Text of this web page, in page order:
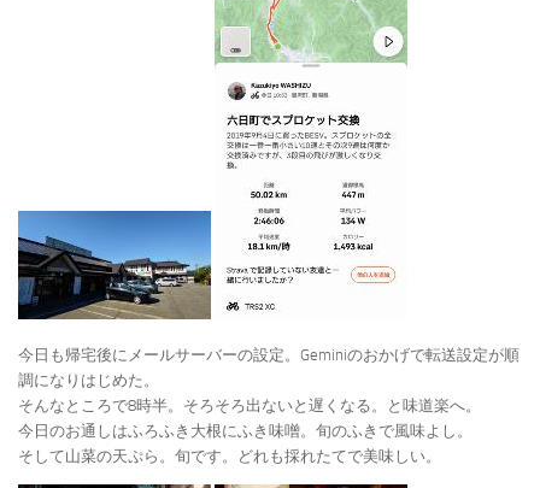
今日も帰宅後にメールサーバーの設定。Geminiのおかげで転送設定が順
調になりはじめた。
そんなところで8時半。そろそろ出ないと遅くなる。と味道楽へ。
今日のお通しはふろふき大根にふき味噌。旬のふきで風味よし。
そして山菜の天ぷら。旬です。どれも採れたてで美味しい。